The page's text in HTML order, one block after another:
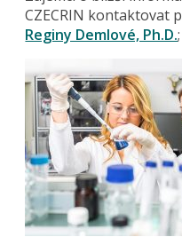
CZECRIN kontaktovat
Reginy Demlové, Ph.D.